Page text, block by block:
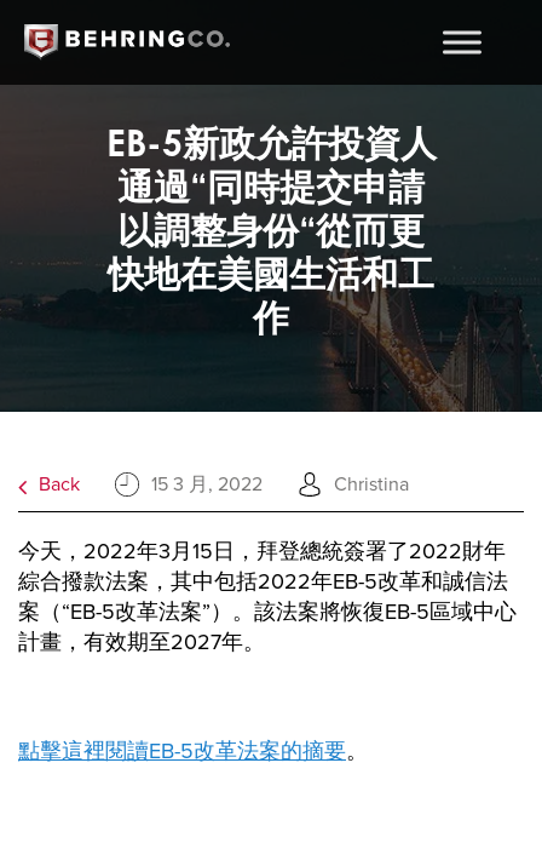
EB-5新政允許投資人
通過“同時提交申請
以調整身份“從而更
快地在美國生活和工
作
Back 15 3 月, 2022 Christina
今天，2022年3月15日，拜登總統簽署了2022財年
綜合撥款法案，其中包括2022年EB-5改革和誠信法
案（“EB-5改革法案”）。該法案將恢復EB-5區域中心
計畫，有效期至2027年。
點擊這裡閱讀EB-5改革法案的摘要。